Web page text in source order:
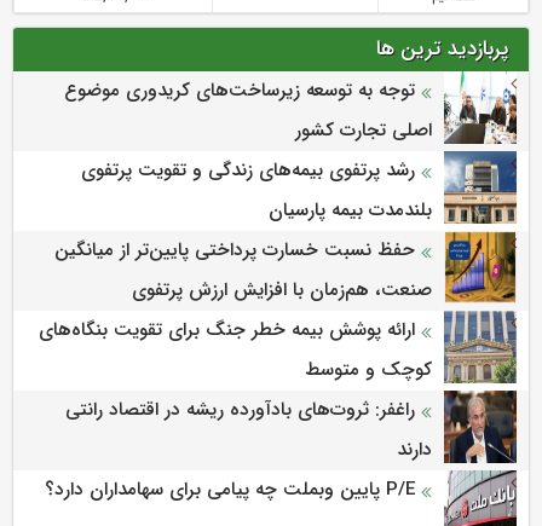
پربازدید ترین ها
توجه به توسعه زیرساخت‌های کریدوری موضوع
اصلی تجارت کشور
رشد پرتفوی بیمه‌های زندگی و تقویت پرتفوی
بلندمدت بیمه پارسیان
حفظ نسبت خسارت پرداختی پایین‌تر از میانگین
صنعت، هم‌زمان با افزایش ارزش پرتفوی
ارائه پوشش بیمه خطر جنگ برای تقویت بنگاه‌های
کوچک و متوسط
راغفر: ثروت‌های بادآورده ریشه در اقتصاد رانتی
دارند
P/E پایین وبملت چه پیامی برای سهامداران دارد؟